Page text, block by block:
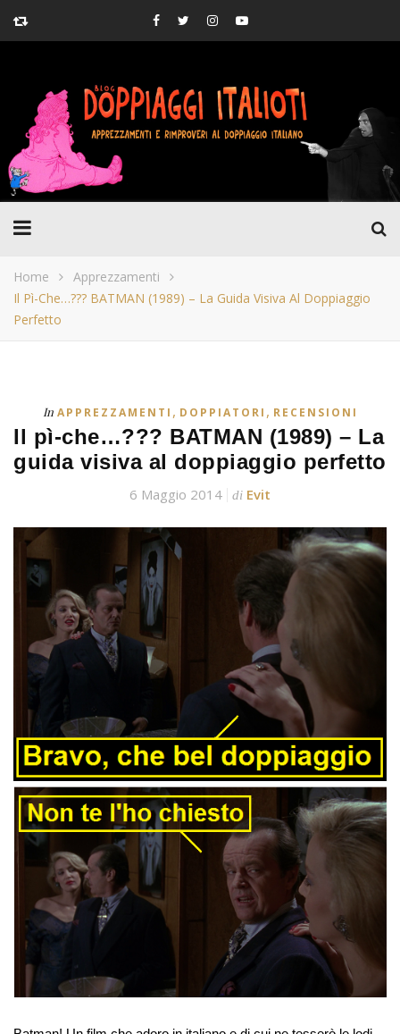
Home
Apprezzamenti
Il Pì-Che…??? BATMAN (1989) – La Guida Visiva Al Doppiaggio
Perfetto
In APPREZZAMENTI , DOPPIATORI , RECENSIONI
Il pì-che…??? BATMAN (1989) – La
guida visiva al doppiaggio perfetto
6 Maggio 2014 di Evit